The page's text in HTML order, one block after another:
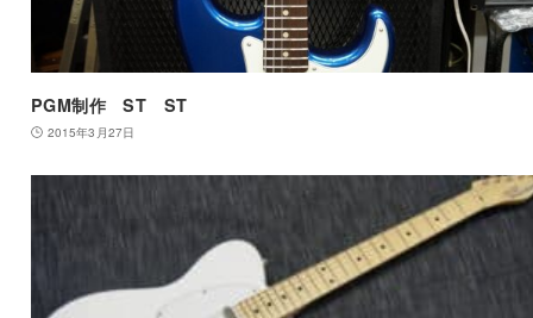
PGM制作 ST ST
2015年3月27日